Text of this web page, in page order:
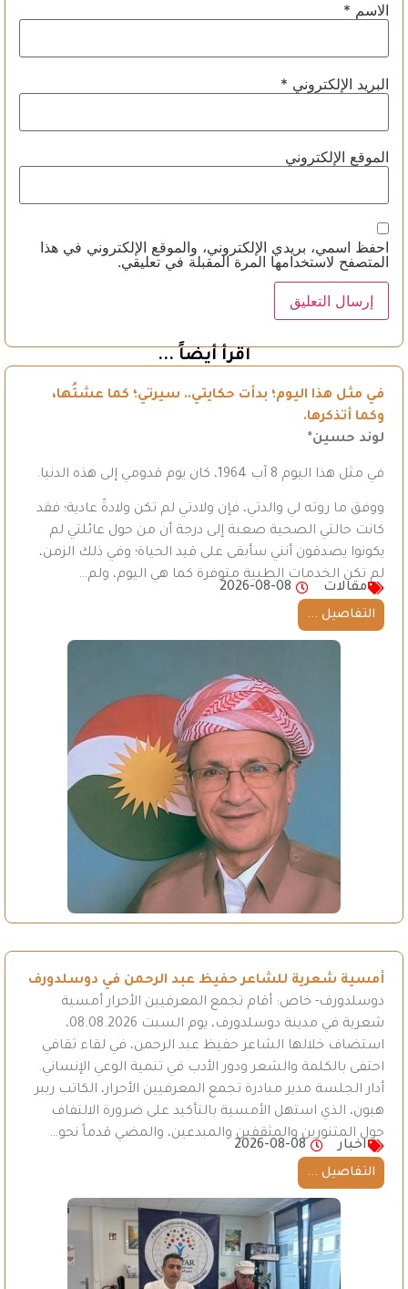
الاسم *
البريد الإلكتروني *
الموقع الإلكتروني
احفظ اسمي، بريدي الإلكتروني، والموقع الإلكتروني في هذا
المتصفح لاستخدامها المرة المقبلة في تعليقي.
اقرأ أيضاً ...
في مثل هذا اليوم؛ بدأت حكايتي.. سيرتي؛ كما عشتُها،
وكما أتذكرها.
لوند حسين*
في مثل هذا اليوم 8 آب 1964، كان يوم قدومي إلى هذه الدنيا.
ووفق ما روته لي والدتي، فإن ولادتي لم تكن ولادةً عادية؛ فقد
كانت حالتي الصحية صعبة إلى درجة أن من حول عائلتي لم
يكونوا يصدقون أنني سأبقى على قيد الحياة؛ وفي ذلك الزمن،
لم تكن الخدمات الطبية متوفرة كما هي اليوم، ولم…
مقالات
2026-08-08
التفاصيل ...
أمسية شعرية للشاعر حفيظ عبد الرحمن في دوسلدورف
دوسلدورف- خاص: أقام تجمع المعرفيين الأحرار أمسية
شعرية في مدينة دوسلدورف، يوم السبت 08.08.2026،
استضاف خلالها الشاعر حفيظ عبد الرحمن، في لقاء ثقافي
احتفى بالكلمة والشعر ودور الأدب في تنمية الوعي الإنساني.
أدار الجلسة مدير مبادرة تجمع المعرفيين الأحرار، الكاتب ريبر
هبون، الذي استهل الأمسية بالتأكيد على ضرورة الالتفاف
حول المتنورين والمثقفين والمبدعين، والمضي قدماً نحو…
اخبار
2026-08-08
التفاصيل ...